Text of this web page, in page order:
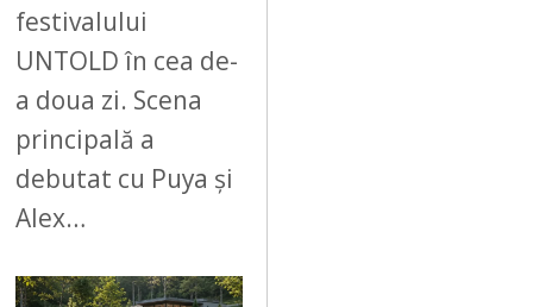
festivalului
UNTOLD în cea de-
a doua zi. Scena
principală a
debutat cu Puya și
Alex…